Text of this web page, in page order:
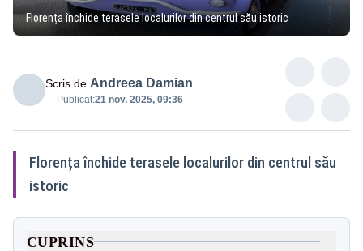
Florența închide terasele localurilor din centrul său istoric
Scris de Andreea Damian
Publicat:21 nov. 2025, 09:36
Florența închide terasele localurilor din centrul său
istoric
CUPRINS